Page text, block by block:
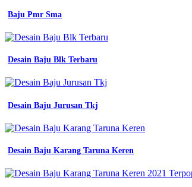
Baju Pmr Sma
Desain Baju Blk Terbaru
Desain Baju Jurusan Tkj
Desain Baju Karang Taruna Keren